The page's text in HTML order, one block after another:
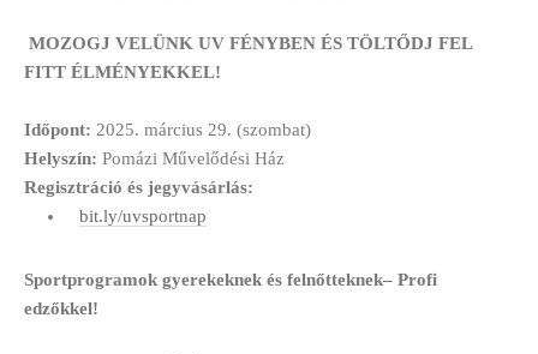
MOZOGJ VELÜNK UV FÉNYBEN ÉS TÖLTŐDJ FEL
FITT ÉLMÉNYEKKEL!
Időpont: 2025. március 29. (szombat)
Helyszín: Pomázi Művelődési Ház
Regisztráció és jegyvásárlás:
bit.ly/uvsportnap
Sportprogramok gyerekeknek és felnőtteknek– Profi
edzőkkel!